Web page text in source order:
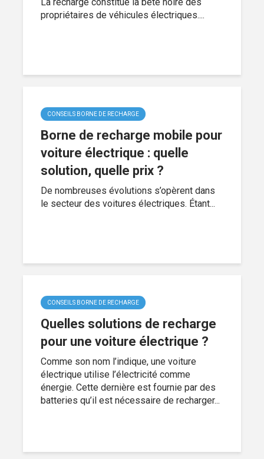
propriétaires de véhicules électriques....
CONSEILS BORNE DE RECHARGE
Borne de recharge mobile pour
voiture électrique : quelle
solution, quelle prix ?
De nombreuses évolutions s’opèrent dans
le secteur des voitures électriques. Étant...
CONSEILS BORNE DE RECHARGE
Quelles solutions de recharge
pour une voiture électrique ?
Comme son nom l’indique, une voiture
électrique utilise l’électricité comme
énergie. Cette dernière est fournie par des
batteries qu’il est nécessaire de recharger...